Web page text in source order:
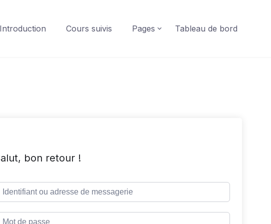
Introduction Cours suivis Pages Tableau de bord
bon retour !